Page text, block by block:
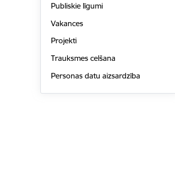
Publiskie līgumi
Vakances
Projekti
Trauksmes celšana
Personas datu aizsardzība